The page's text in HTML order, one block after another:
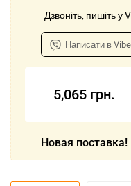
Дзвоніть, пишіть
Написати в
5,065 грн.
Новая